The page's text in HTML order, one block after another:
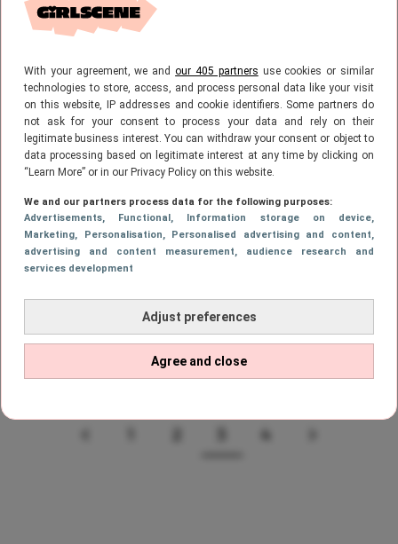
With your agreement, we andour 405 partners use cookies or similar
technologies to store, access, and process personal data like your visit
on this website, IP addresses and cookie identifiers. Some partners do
not ask for your consent to process your data and rely on their
legitimate business interest. You can withdraw your consent or object to
data processing based on legitimate interest at any time by clicking on
“Learn More” or in our Privacy Policy on this website.
We and our partners process data for the following purposes:
Advertisements, Functional , Information storage on device,
Marketing, Personalisation, Personalised advertising and content,
advertising and content measurement, audience research and
services development
Adjust preferences
Agree and close
ETEN
Quiz: Welke frituursnack ben jij?
Het is Nationale Krokettendag! 3 x
recepten om zelf kroketten te maken
ETEN
Yum: 3x vegan chips om thuis zelf te
maken
PAGEPAGEPagePAGE
4